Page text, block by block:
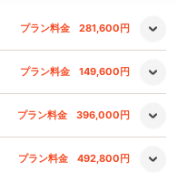
プラン料金 281,600円
プラン料金 149,600円
プラン料金 396,000円
プラン料金 492,800円